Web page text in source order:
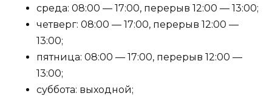
среда: 08:00 — 17:00, перерыв 12:00 — 13:00;
четверг: 08:00 — 17:00, перерыв 12:00 —
13:00;
пятница: 08:00 — 17:00, перерыв 12:00 —
13:00;
суббота: выходной;